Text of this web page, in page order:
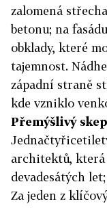
zalomená
betonu; na
obklady, které
tajemnost.
západní straně
kde vzniklo
Přemýšlivý
architektů, která
devadesátých
Za jeden z